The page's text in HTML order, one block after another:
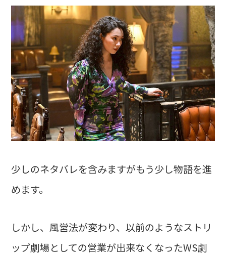
少しのネタバレを含みますがもう少し物語を進
めます。
しかし、風営法が変わり、以前のようなストリ
ップ劇場としての営業が出来なくなったWS劇